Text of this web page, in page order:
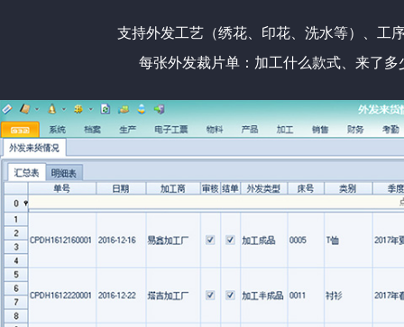
支持外发工艺（绣花、印花、洗水等）、工
每张外发裁片单：加工什么款式、来了